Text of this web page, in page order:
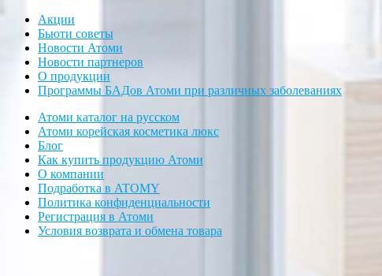
Акции
Бьюти советы
Новости Атоми
Новости партнеров
О продукции
Программы БАДов Атоми при различных заболеваниях
Атоми каталог на русском
Атоми корейская косметика люкс
Блог
Как купить продукцию Атоми
О компании
Подработка в ATOMY
Политика конфиденциальности
Регистрация в Атоми
Условия возврата и обмена товара